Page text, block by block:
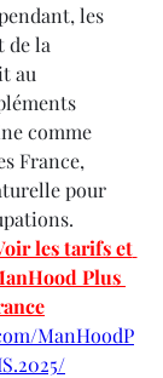
les
de la
au
comme
France,
pour
les tarifs et
Plus
ManHoodP